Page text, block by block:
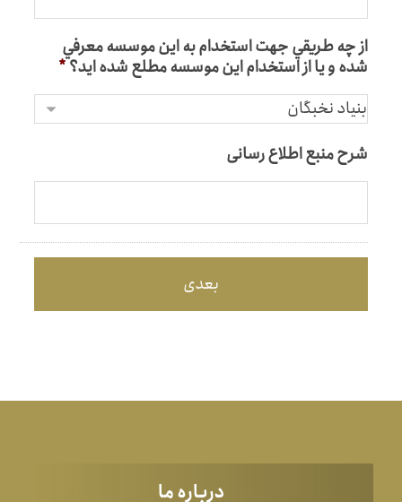
از چه طريقي جهت استخدام به اين موسسه معرفي
شده و يا از استخدام اين موسسه مطلع شده ايد؟*
شرح منبع اطلاع رسانی
درباره ما